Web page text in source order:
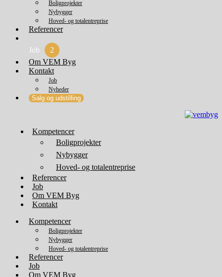
Boligprojekter
Nybygger
Hoved- og totalentreprise
Referencer
Job
2
Om VEM Byg
Kontakt
Job
Nyheder
Salg og udstilling
Kompetencer
Boligprojekter
Nybygger
Hoved- og totalentreprise
Referencer
Job
Om VEM Byg
Kontakt
Kompetencer
Boligprojekter
Nybygger
Hoved- og totalentreprise
Referencer
Job
Om VEM Byg